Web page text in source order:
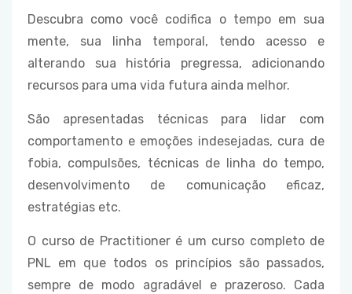
Descubra como você codifica o tempo em sua
mente, sua linha temporal, tendo acesso e
alterando sua história pregressa, adicionando
recursos para uma vida futura ainda melhor.
São apresentadas técnicas para lidar com
comportamento e emoções indesejadas, cura de
fobia, compulsões, técnicas de linha do tempo,
desenvolvimento de comunicação eficaz,
estratégias etc.
O curso de Practitioner é um curso completo de
PNL em que todos os princípios são passados,
sempre de modo agradável e prazeroso. Cada